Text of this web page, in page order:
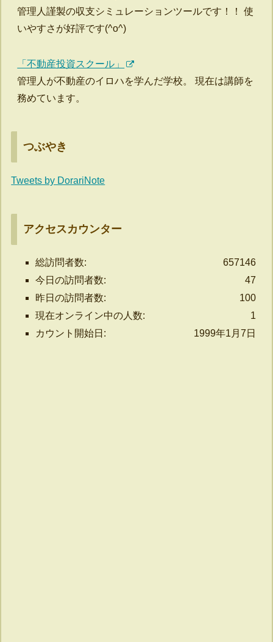
管理人謹製の収支シミュレーションツールです！！ 使
いやすさが好評です(^o^)
「不動産投資スクール」
管理人が不動産のイロハを学んだ学校。 現在は講師を
務めています。
つぶやき
Tweets by DorariNote
アクセスカウンター
657146
総訪問者数:
47
今日の訪問者数:
100
昨日の訪問者数:
1
現在オンライン中の人数:
1999年1月7日
カウント開始日: